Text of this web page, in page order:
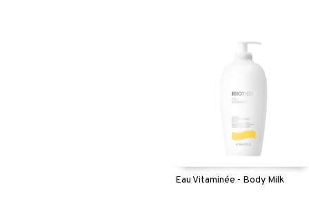
Eau Vitaminée - Body Milk